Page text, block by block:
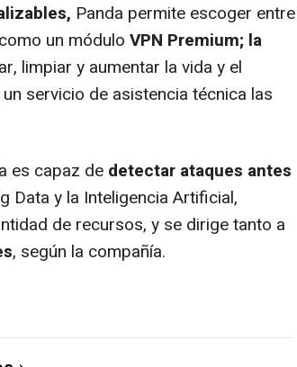
Panda permite escoger entre
como un módulo VPN Premium; la
limpiar y aumentar la vida y el
un servicio de asistencia técnica las
es capaz de detectar ataques antes
Data y la Inteligencia Artificial,
de recursos, y se dirige tanto a
, según la compañía.